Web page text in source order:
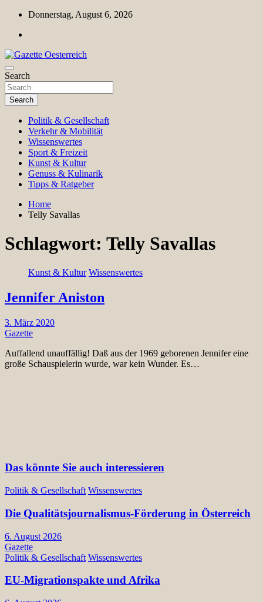
Skip
content
Donnerstag, August 6, 2026
Gazette Oesterreich
Magazin für Freizeit, Politik, Kultur & Wissenschaft
Search
Search
Politik & Gesellschaft
Verkehr & Mobilität
Wissenswertes
Sport & Freizeit
Kunst & Kultur
Genuss & Kulinarik
Tipps & Ratgeber
Home
Telly Savallas
Schlagwort: Telly Savallas
Kunst & Kultur Wissenswertes
Jennifer Aniston
3. März 2020
Gazette
Auffallend unauffällig! Daß aus der 1969 geborenen Jennifer eine
große Schauspielerin wurde, war kein Wunder. Es…
Das könnte Sie auch interessieren
Politik & Gesellschaft Wissenswertes
Die Qualitätsjournalismus-Förderung in Österreich
6. August 2026
Gazette
Politik & Gesellschaft Wissenswertes
EU-Migrationspakte und Afrika